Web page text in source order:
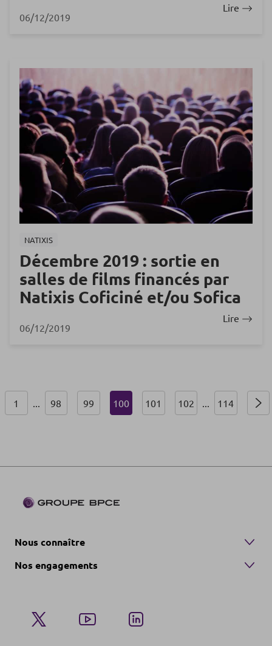
06/12/2019
Lire
NATIXIS
Décembre 2019 : sortie en
salles de films financés par
Natixis Coficiné et/ou Sofica
06/12/2019
Lire
1 98 99 100 101 102 114
Nous connaître
Nos engagements